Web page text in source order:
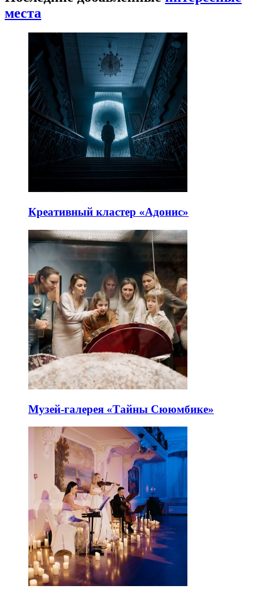
места
Креативный кластер «Адонис»
Музей-галерея «Тайны Сююмбике»